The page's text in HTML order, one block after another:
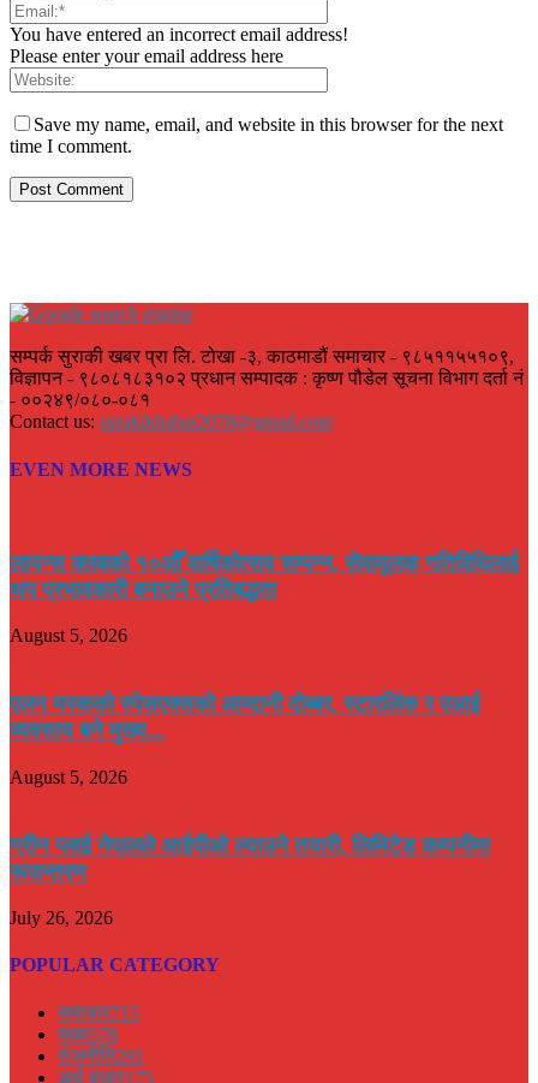
You have entered an incorrect email address!
Please enter your email address here
Save my name, email, and website in this browser for the next
time I comment.
सम्पर्क सुराकी खबर प्रा लि. टोखा -३, काठमाडौं समाचार - ९८५११५५१०९,
विज्ञापन - ९८०८१८३१०२ प्रधान सम्पादक : कृष्ण पौडेल सूचना विभाग दर्ता नं
- ००२४९/०८०-०८१
Contact us: surakikhabar2078@gmail.com
EVEN MORE NEWS
लायन्स क्लबको १०औँ वार्षिकोत्सव सम्पन्न, सेवामूलक गतिविधिलाई
थप प्रभावकारी बनाउने प्रतिबद्धता
August 5, 2026
एलन मस्कको स्पेसएक्सको आम्दानी दोब्बर, स्टारलिंक र एआई
व्यवसाय बने मुख्य...
August 5, 2026
ग्रीन प्लाई नेपालले आईपीओ ल्याउने तयारी, लिमिटेड कम्पनीमा
रूपान्तरण
July 26, 2026
POPULAR CATEGORY
समाचार715
मुख्य578
राजनीति291
अर्थ बजार175